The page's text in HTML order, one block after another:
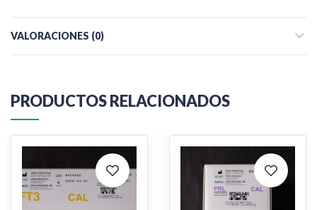
VALORACIONES (0)
PRODUCTOS RELACIONADOS